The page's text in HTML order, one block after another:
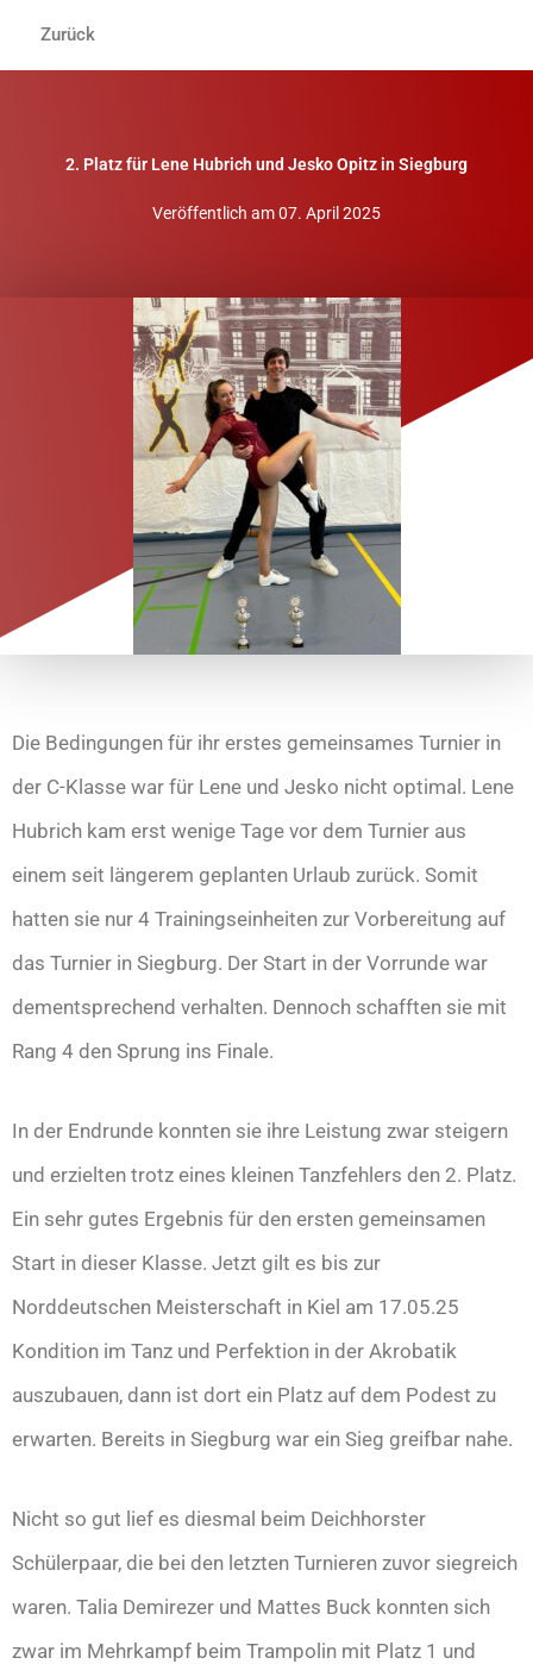
InhaltZurück
2. Platz für Lene Hubrich und Jesko Opitz in Siegburg
Veröffentlich am07. April 2025
Die Bedingungen für ihr erstes gemeinsames Turnier in
der C-Klasse war für Lene und Jesko nicht optimal. Lene
Hubrich kam erst wenige Tage vor dem Turnier aus
einem seit längerem geplanten Urlaub zurück. Somit
hatten sie nur 4 Trainingseinheiten zur Vorbereitung auf
das Turnier in Siegburg. Der Start in der Vorrunde war
dementsprechend verhalten. Dennoch schafften sie mit
Rang 4 den Sprung ins Finale.
In der Endrunde konnten sie ihre Leistung zwar steigern
und erzielten trotz eines kleinen Tanzfehlers den 2. Platz.
Ein sehr gutes Ergebnis für den ersten gemeinsamen
Start in dieser Klasse. Jetzt gilt es bis zur
Norddeutschen Meisterschaft in Kiel am 17.05.25
Kondition im Tanz und Perfektion in der Akrobatik
auszubauen, dann ist dort ein Platz auf dem Podest zu
erwarten. Bereits in Siegburg war ein Sieg greifbar nahe.
Nicht so gut lief es diesmal beim Deichhorster
Schülerpaar, die bei den letzten Turnieren zuvor siegreich
waren. Talia Demirezer und Mattes Buck konnten sich
zwar im Mehrkampf beim Trampolin mit Platz 1 und